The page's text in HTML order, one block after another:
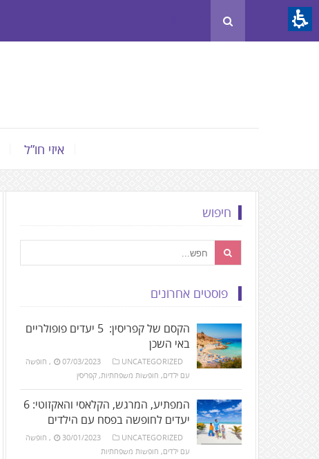
The
beginning
to
the
main
Content
איזי חו”ל
חיפוש
פוסטים אחרונים
הקסם של קפריסין: 5 יעדים פופולריים
באי השכן
07/03/2023 UNCATEGORIZED
, חופשה
עם ילדים, חופשות משפחתיות,קפריסין
המפתיע, המרגש, הקלאסי והאקזוטי: 6
יעדים לחופשה בפסח עם הילדים
30/01/2023 UNCATEGORIZED
, חופשה
עם ילדים, חופשות משפחתיות